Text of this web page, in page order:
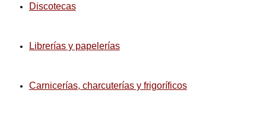
Discotecas
Librerías y papelerías
Carnicerías, charcuterías y frigoríficos